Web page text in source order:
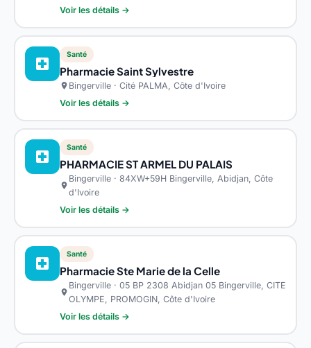
Voir les détails →
local_hospital
Santé
Pharmacie Saint Sylvestre
location_on Bingerville · Cité PALMA, Côte d'Ivoire
Voir les détails →
local_hospital
Santé
PHARMACIE ST ARMEL DU PALAIS
location_on
Bingerville · 84XW+59H Bingerville, Abidjan, Côte
d'Ivoire
Voir les détails →
local_hospital
Santé
Pharmacie Ste Marie de la Celle
location_on
Bingerville · 05 BP 2308 Abidjan 05 Bingerville, CITE
OLYMPE, PROMOGIN, Côte d'Ivoire
Voir les détails →